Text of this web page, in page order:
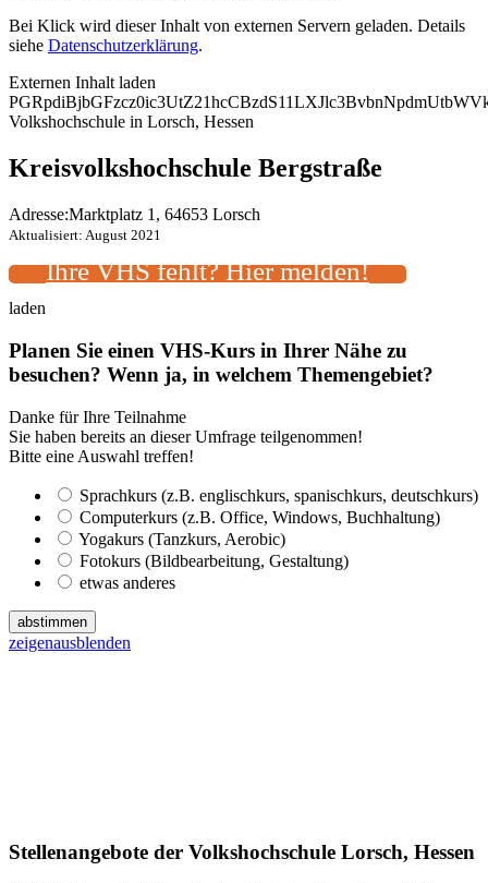
Bei Klick wird dieser Inhalt von externen Servern geladen. Details
siehe Datenschutzerklärung.
Externen Inhalt laden
Volkshochschule in Lorsch, Hessen
Kreisvolkshochschule Bergstraße
Adresse:Marktplatz 1, 64653 Lorsch
Aktualisiert: August 2021
Ihre VHS fehlt? Hier melden!
laden
Planen Sie einen VHS-Kurs in Ihrer Nähe zu
besuchen? Wenn ja, in welchem Themengebiet?
Danke für Ihre Teilnahme
Sie haben bereits an dieser Umfrage teilgenommen!
Bitte eine Auswahl treffen!
Sprachkurs (z.B. englischkurs, spanischkurs, deutschkurs)
Computerkurs (z.B. Office, Windows, Buchhaltung)
Yogakurs (Tanzkurs, Aerobic)
Fotokurs (Bildbearbeitung, Gestaltung)
etwas anderes
abstimmen
zeigenausblenden
Stellenangebote der Volkshochschule Lorsch, Hessen